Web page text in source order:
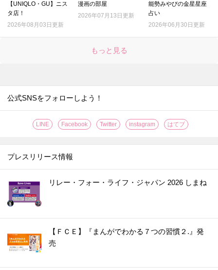
【UNIQLO・GU】ニス
タ店！
2026年08月03日更新
漫画の部屋
2026年07月13日更新
能勢みやびの金星星座
占い
2026年06月30日更新
もっと見る
公式SNSをフォローしよう！
LINE Facebook Twitter instagram はてブ
プレスリリース情報
リレー・フォー・ライフ・ジャパン 2026 しまね
【ＦＣＥ】『まんがでわかる７つの習慣２.』発
売